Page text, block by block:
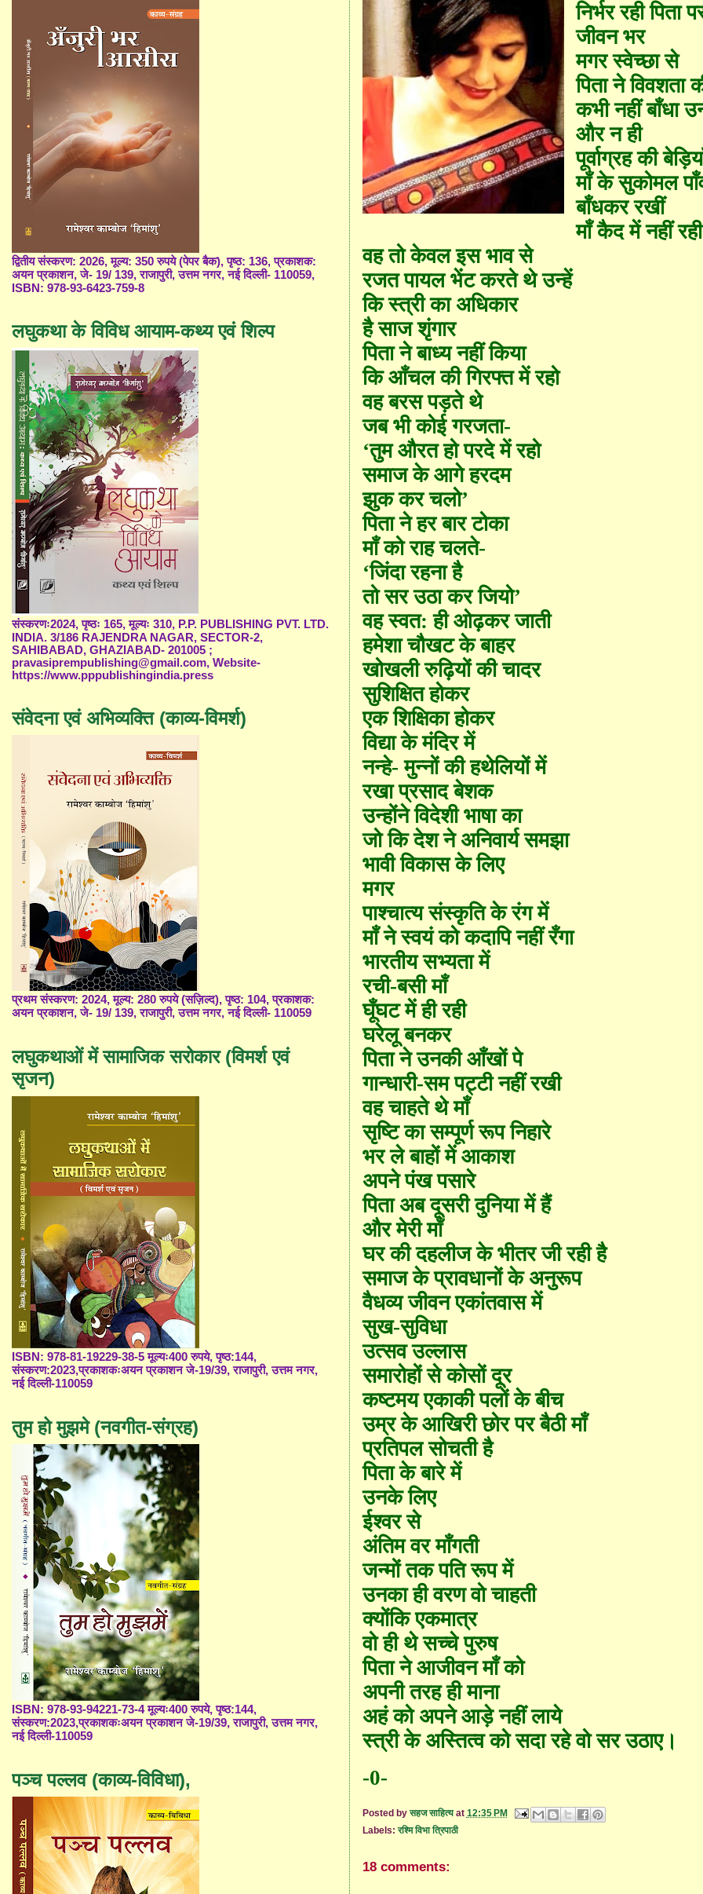
निर्भर रही पिता
जीवन भर
मगर स्वेच्छा से
पिता ने विवशता
कभी नहीं बाँधा
और न ही
पूर्वाग्रह की
माँ के सुकोमल
बाँधकर रखीं
माँ कैद में नहीं रही
वह तो केवल इस भाव से
रजत पायल भेंट करते थे उन्हें
कि स्त्री का अधिकार
है साज शृंगार
पिता ने बाध्य नहीं किया
कि आँचल की गिरफ्त में रहो
वह बरस पड़ते थे
जब भी कोई गरजता-
‘तुम औरत हो परदे में रहो
समाज के आगे हरदम
झुक कर चलो’
पिता ने हर बार टोका
माँ को राह चलते-
‘जिंदा रहना है
तो सर उठा कर जियो’
वह स्वत: ही ओढ़कर जाती
हमेशा चौखट के बाहर
खोखली रुढ़ियों की चादर
सुशिक्षित होकर
एक शिक्षिका होकर
विद्या के मंदिर में
नन्हे- मुन्नों की हथेलियों में
रखा प्रसाद बेशक
उन्होंने विदेशी भाषा का
जो कि देश ने अनिवार्य समझा
भावी विकास के लिए
मगर
पाश्चात्य संस्कृति के रंग में
माँ ने स्वयं को कदापि नहींरँगा
भारतीय सभ्यता में
रची-बसी माँ
घूँघट में ही रही
घरेलू बनकर
पिता ने उनकी आँखों पे
गान्धारी-सम पट्टी नहीं रखी
वह चाहते थे माँ
सृष्टि का सम्पूर्ण रूप निहारे
भर ले बाहों में आकाश
अपने पंख पसारे
पिता अब दूसरी दुनिया में हैं
और मेरी माँ
घर की दहलीज के भीतर जी रही है
समाज के प्रावधानों के अनुरूप
वैधव्य जीवन एकांतवास में
सुख-सुविधा
उत्सव उल्लास
समारोहों से कोसों दूर
कष्टमय एकाकी पलों के बीच
उम्र के आखिरी छोर पर बैठी माँ
प्रतिपल सोचती है
पिता के बारे में
उनके लिए
ईश्वर से
अंतिम वर माँगती
जन्मों तक पति रूप में
उनका ही वरण वो चाहती
क्योंकि एकमात्र
वो ही थे सच्चे पुरुष
पिता ने आजीवन माँ को
अपनी तरह ही माना
अहंको अपने आड़े नहीं लाये
स्त्री के अस्तित्व को सदा रहे वो सर उठाए।
-0-
Posted byसहज साहित्य at 12:35 PM
Labels:रश्मि विभा त्रिपाठी
18 comments:
द्वितीय संस्करण: 2026, मूल्य: 350 रुपये (पेपर बैक), पृष्ठ: 136, प्रकाशक:
अयन प्रकाशन, जे- 19/ 139, राजापुरी, उत्तम नगर, नई दिल्ली- 110059,
ISBN: 978-93-6423-759-8
लघुकथा के विविध आयाम-कथ्य एवं शिल्प
संस्करणः2024, पृष्ठः 165, मूल्यः 310, P.P. PUBLISHING PVT. LTD.
INDIA. 3/186 RAJENDRA NAGAR, SECTOR-2,
SAHIBABAD, GHAZIABAD- 201005 ;
pravasiprempublishing@gmail.com, Website-
https://www.pppublishingindia.press
संवेदना एवं अभिव्यक्ति (काव्य-विमर्श)
प्रथम संस्करण: 2024, मूल्य: 280 रुपये (सज़िल्द), पृष्ठ: 104, प्रकाशक:
अयन प्रकाशन, जे- 19/ 139, राजापुरी, उत्तम नगर, नई दिल्ली- 110059
लघुकथाओं में सामाजिक सरोकार (विमर्श एवं
सृजन)
ISBN: 978-81-19229-38-5 मूल्यः400 रुपये, पृष्ठ:144,
संस्करण:2023,प्रकाशकःअयन प्रकाशन जे-19/39, राजापुरी, उत्तम नगर,
नई दिल्ली-110059
तुम हो मुझमे (नवगीत-संग्रह)
ISBN: 978-93-94221-73-4 मूल्यः400 रुपये, पृष्ठ:144,
संस्करण:2023,प्रकाशकःअयन प्रकाशन जे-19/39, राजापुरी, उत्तम नगर,
नई दिल्ली-110059
पञ्च पल्लव (काव्य-विविधा),